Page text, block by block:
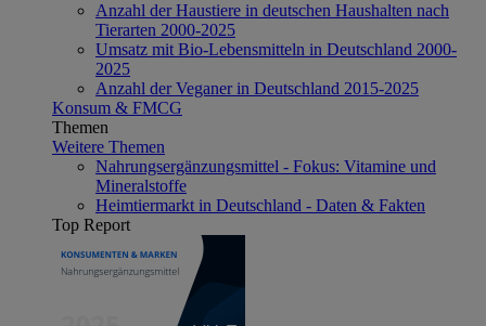
Anzahl der Haustiere in deutschen Haushalten nach
Tierarten 2000-2025
Umsatz mit Bio-Lebensmitteln in Deutschland 2000-
2025
Anzahl der Veganer in Deutschland 2015-2025
Konsum & FMCG
Themen
Weitere Themen
Nahrungsergänzungsmittel - Fokus: Vitamine und
Mineralstoffe
Heimtiermarkt in Deutschland - Daten & Fakten
Top Report